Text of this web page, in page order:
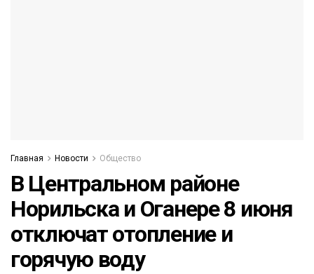
Главная Новости Общество
В Центральном районе
Норильска и Оганере 8 июня
отключат отопление и
горячую воду